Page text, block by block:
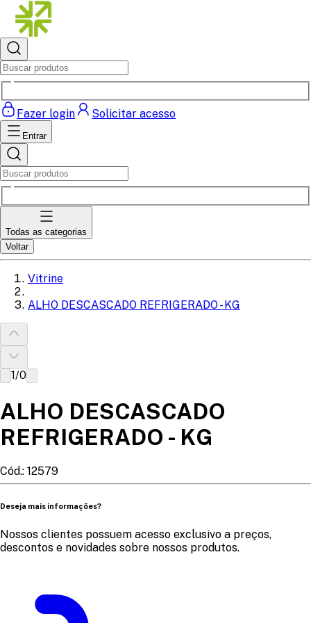
Fazer login Solicitar acesso
Entrar
Todas as categorias
Voltar
Vitrine
ALHO DESCASCADO REFRIGERADO - KG
1/0
ALHO DESCASCADO
REFRIGERADO - KG
Cód.: 12579
Deseja mais informações?
Nossos clientes possuem acesso exclusivo a preços,
descontos e novidades sobre nossos produtos.